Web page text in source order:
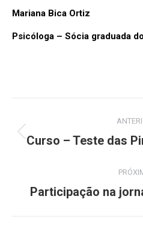
Mariana Bica Ortiz
Psicóloga – Sócia graduada
deCurso – Teste das
Participação na